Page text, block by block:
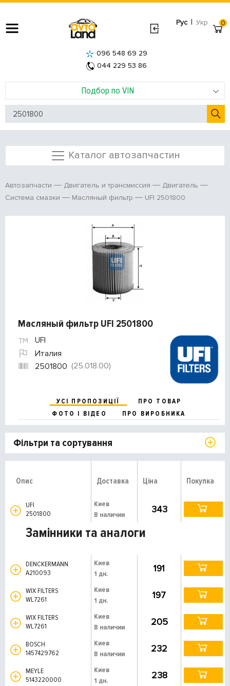
Рус | Укр
Подбор по VIN
096 548 69 29
044 229 53 86
0
Каталог автозапчастин
Автозапчасти Двигатель и трансмиссия
Двигатель
Система смазки
Масляный фильтр UFI 2501800
Масляный фильтр UFI 2501800
UFI
Италия
2501800 (25.018.00)
УСІ ПРОПОЗИЦІЇ
ПРО ТОВАР
ФОТО І ВІДЕО
ПРО ВИРОБНИКА
Фільтри та сортування
Опис Доставка Ціна Покупка
UFI
2501800
Киев
В наличии
343
Замінники та аналоги
DENCKERMANN
A210093
Киев
1 дн.
191
WIX FILTERS
WL7261
Киев
1 дн.
197
WIX FILTERS
WL7261
Киев
В наличии
205
BOSCH
1457429762
Киев
В наличии
232
MEYLE
5143220000
Киев
1 дн.
238